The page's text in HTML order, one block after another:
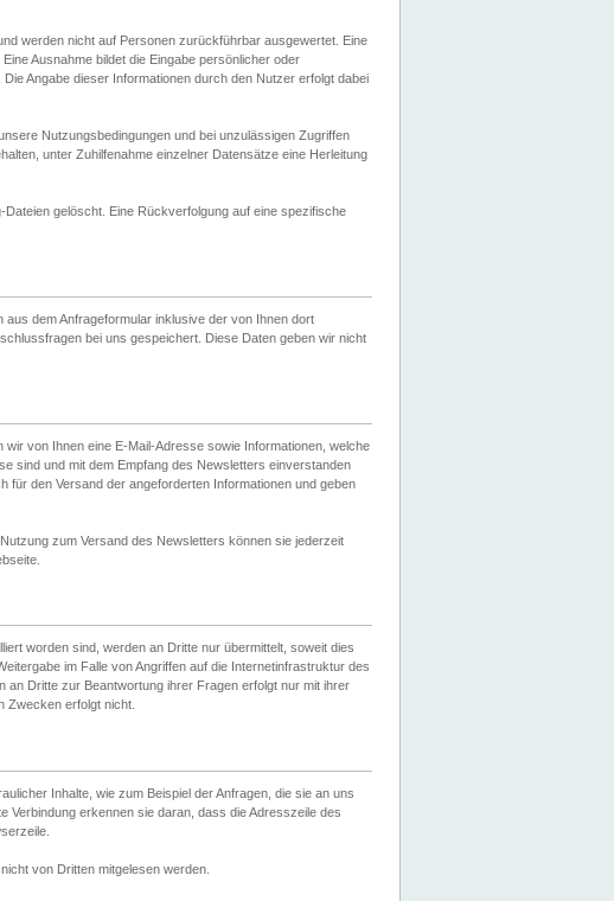
werden nicht auf Personen zurückführbar ausgewertet. Eine
Ausnahme bildet die Eingabe persönlicher oder
Angabe dieser Informationen durch den Nutzer erfolgt dabei
Nutzungsbedingungen und bei unzulässigen Zugriffen
unter Zuhilfenahme einzelner Datensätze eine Herleitung
gelöscht. Eine Rückverfolgung auf eine spezifische
dem Anfrageformular inklusive der von Ihnen dort
bei uns gespeichert. Diese Daten geben wir nicht
von Ihnen eine E-Mail-Adresse sowie Informationen, welche
sind und mit dem Empfang des Newsletters einverstanden
den Versand der angeforderten Informationen und geben
zum Versand des Newsletters können sie jederzeit
worden sind, werden an Dritte nur übermittelt, soweit dies
im Falle von Angriffen auf die Internetinfrastruktur des
an Dritte zur Beantwortung ihrer Fragen erfolgt nur mit ihrer
Zwecken erfolgt nicht.
Inhalte, wie zum Beispiel der Anfragen, die sie an uns
Verbindung erkennen sie daran, dass die Adresszeile des
von Dritten mitgelesen werden.